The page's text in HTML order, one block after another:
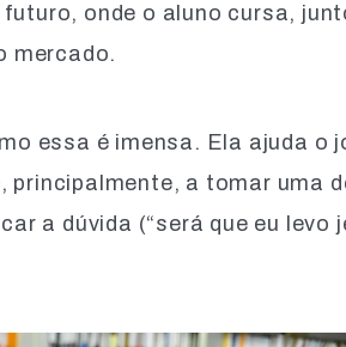
onde o aluno cursa,
mercado.
essa é imensa. Ela ajuda o
a tomar uma
a dúvida (“será que eu levo